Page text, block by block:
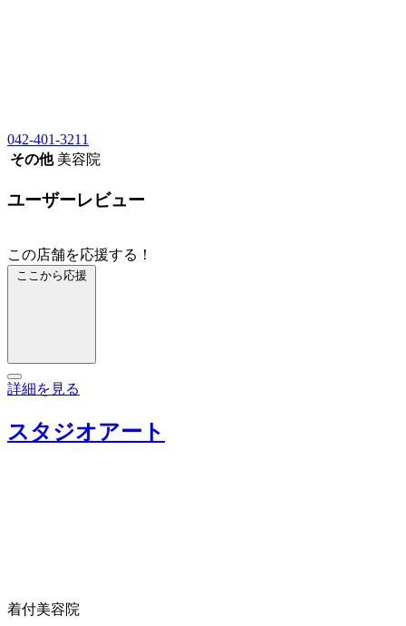
042-401-3211
その他 美容院
ユーザーレビュー
この店舗を応援する！
ここから応援
詳細を見る
スタジオアート
着付美容院